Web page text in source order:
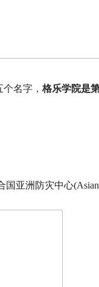
名字， 格乐学院是
洲防灾中心(Asian